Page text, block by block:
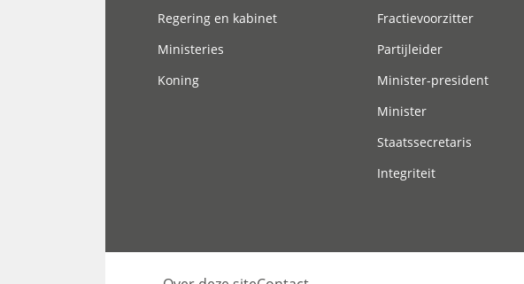
Regering en kabinet
Ministeries
Koning
Fractievoorzitter
Partijleider
Minister-president
Minister
Staatssecretaris
Integriteit